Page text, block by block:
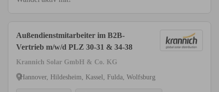
Außendienstmitarbeiter im B2B-
Vertrieb m/w/d PLZ 30-31 & 34-38
Krannich Solar GmbH & Co. KG
Hannover, Hildesheim, Kassel, Fulda, Wolfsburg